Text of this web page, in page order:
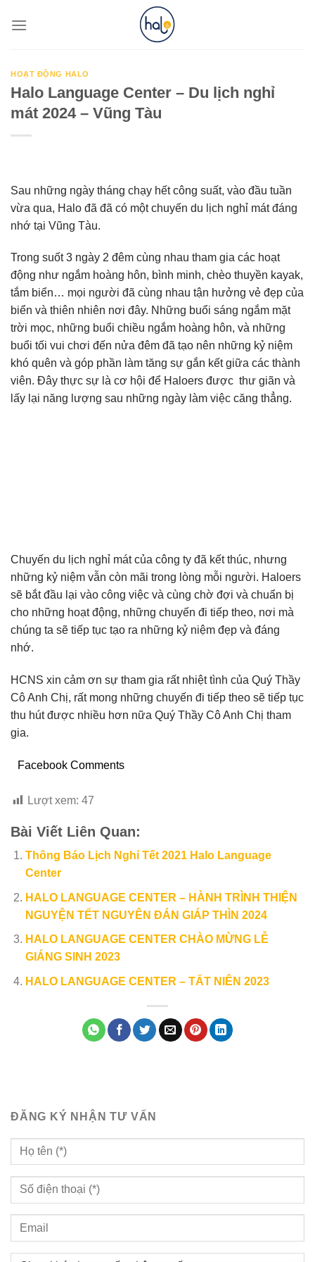
HOẠT ĐỘNG HALO
Halo Language Center – Du lịch nghỉ
mát 2024 – Vũng Tàu
Sau những ngày tháng chạy hết công suất, vào đầu tuần
vừa qua, Halo đã đã có một chuyến du lịch nghỉ mát đáng
nhớ tại Vũng Tàu.
Trong suốt 3 ngày 2 đêm cùng nhau tham gia các hoạt
động như ngắm hoàng hôn, bình minh, chèo thuyền kayak,
tắm biển… mọi người đã cùng nhau tận hưởng vẻ đẹp của
biển và thiên nhiên nơi đây. Những buổi sáng ngắm mặt
trời mọc, những buổi chiều ngắm hoàng hôn, và những
buổi tối vui chơi đến nửa đêm đã tạo nên những kỷ niệm
khó quên và góp phần làm tăng sự gắn kết giữa các thành
viên. Đây thực sự là cơ hội để Haloers được thư giãn và
lấy lại năng lượng sau những ngày làm việc căng thẳng.
Chuyến du lịch nghỉ mát của công ty đã kết thúc, nhưng
những kỷ niệm vẫn còn mãi trong lòng mỗi người. Haloers
sẽ bắt đầu lại vào công việc và cùng chờ đợi và chuẩn bị
cho những hoạt động, những chuyến đi tiếp theo, nơi mà
chúng ta sẽ tiếp tục tạo ra những kỷ niệm đẹp và đáng
nhớ.
HCNS xin cảm ơn sự tham gia rất nhiệt tình của Quý Thầy
Cô Anh Chị, rất mong những chuyến đi tiếp theo sẽ tiếp tục
thu hút được nhiều hơn nữa Quý Thầy Cô Anh Chị tham
gia.
Facebook Comments
Lượt xem: 47
Bài Viết Liên Quan:
Thông Báo Lịch Nghỉ Tết 2021 Halo Language
Center
HALO LANGUAGE CENTER – HÀNH TRÌNH THIỆN
NGUYỆN TẾT NGUYÊN ĐÁN GIÁP THÌN 2024
HALO LANGUAGE CENTER CHÀO MỪNG LỄ
GIÁNG SINH 2023
HALO LANGUAGE CENTER – TẤT NIÊN 2023
ĐĂNG KÝ NHẬN TƯ VẤN